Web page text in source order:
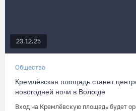
23.12.25
Общество
Кремлёвская площадь станет
новогодней ночи в Вологде
Вход на Кремлёвскую площадь будет